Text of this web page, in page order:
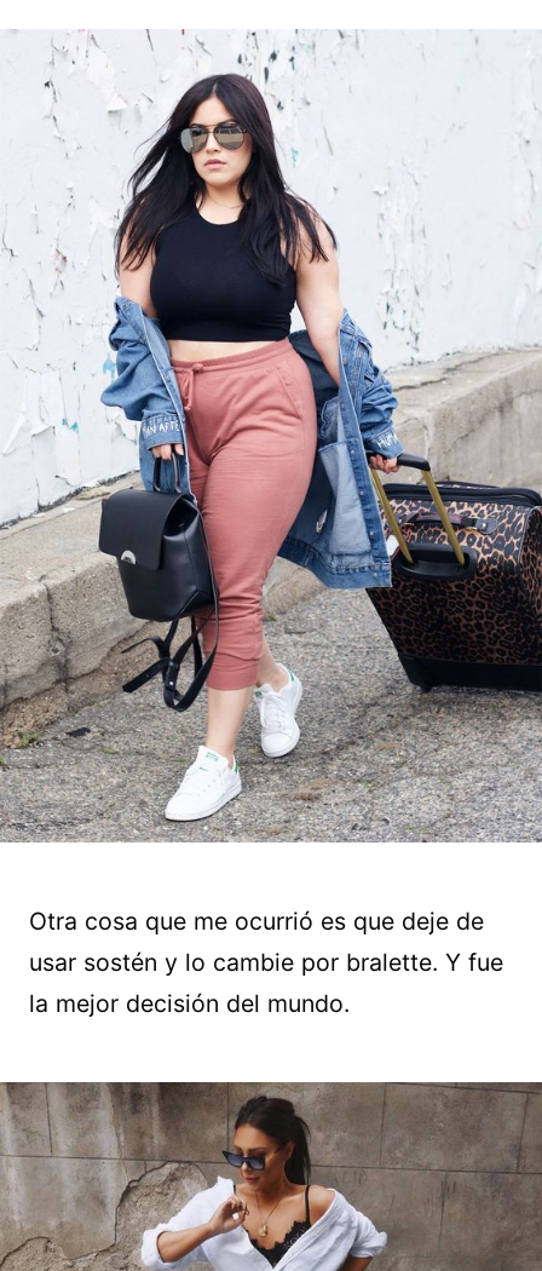
Otra cosa que me ocurrió es que deje de
usar sostén y lo cambie por bralette. Y fue
la mejor decisión del mundo.